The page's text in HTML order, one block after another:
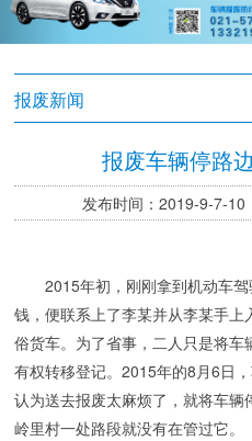
报废新闻
报废车辆停路
发布时间：2019-9-7-
2015年初，刚刚拿到机动车驾
钱，便联系上了李某并从李某手
俗货车。为了省事，二人只是将
有权转移登记。2015年的8月6日
认为送去报废太麻烦了，就将车
岭里村一处路段就没有在管过它。